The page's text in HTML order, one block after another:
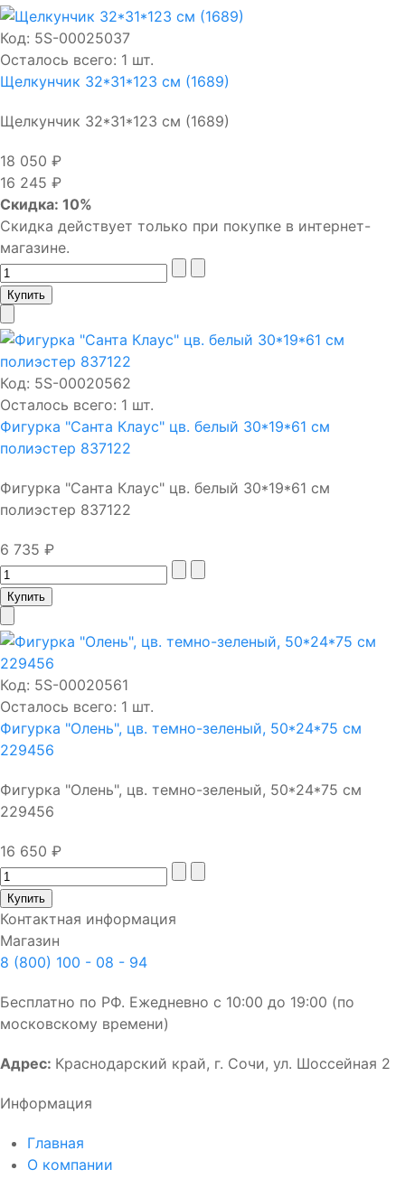
Код: 5S-00025037
Осталось всего: 1 шт.
Щелкунчик 32*31*123 см (1689)
Щелкунчик 32*31*123 см (1689)
18 050 ₽
16 245 ₽
Скидка: 10%
Скидка действует только при покупке в интернет-
магазине.
Код: 5S-00020562
Осталось всего: 1 шт.
Фигурка "Санта Клаус" цв. белый 30*19*61 см
полиэстер 837122
Фигурка "Санта Клаус" цв. белый 30*19*61 см
полиэстер 837122
6 735 ₽
Код: 5S-00020561
Осталось всего: 1 шт.
Фигурка "Олень", цв. темно-зеленый, 50*24*75 см
229456
Фигурка "Олень", цв. темно-зеленый, 50*24*75 см
229456
16 650 ₽
Контактная информация
Магазин
8 (800) 100 - 08 - 94
Бесплатно по РФ. Ежедневно с 10:00 до 19:00 (по
московскому времени)
Адрес: Краснодарский край, г. Сочи, ул. Шоссейная 2
Информация
Главная
О компании